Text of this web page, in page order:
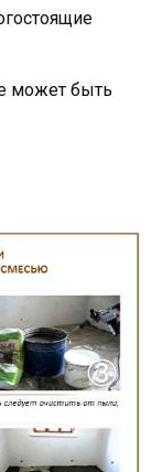
может быть